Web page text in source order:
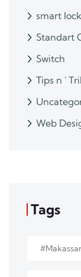
smart lock
Standart
Switch
Tips n '
Web
Tags